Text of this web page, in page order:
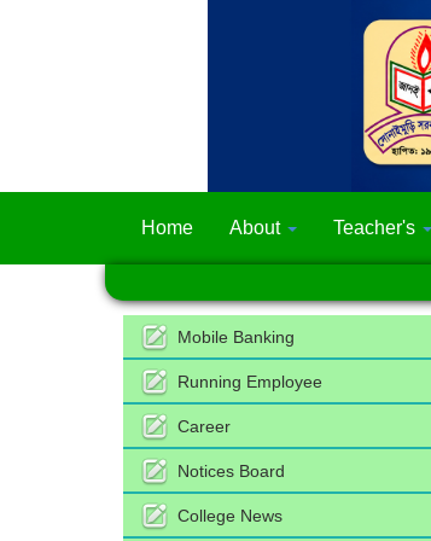
Home About Teacher's
Mobile Banking
Running Employee
Career
Notices Board
College News